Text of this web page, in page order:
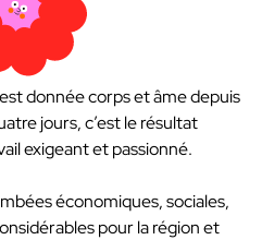
donnée corps et âme depuis
jours, c’est le résultat
exigeant et passionné.
économiques, sociales,
pour la région et